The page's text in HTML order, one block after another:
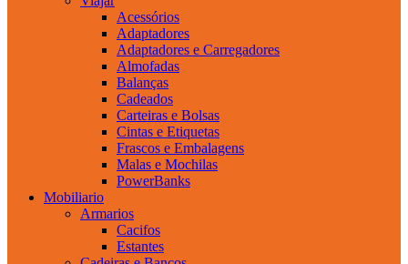
Acessórios
Adaptadores
Adaptadores e Carregadores
Almofadas
Balanças
Cadeados
Carteiras e Bolsas
Cintas e Etiquetas
Frascos e Embalagens
Malas e Mochilas
PowerBanks
Mobiliario
Armarios
Cacifos
Estantes